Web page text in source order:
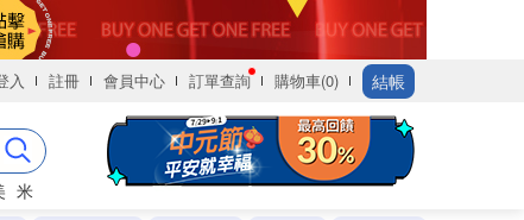
入 註冊 會員中心 訂單查詢 購物車(0) 結帳
米